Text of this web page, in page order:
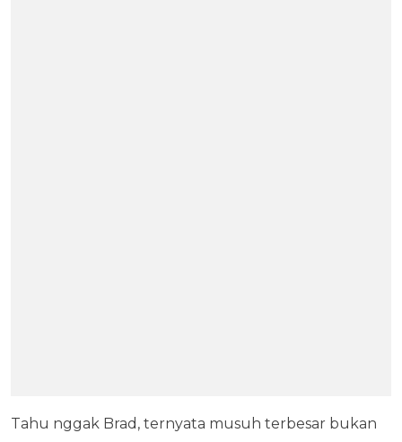
Tahu nggak Brad, ternyata musuh terbesar bukan